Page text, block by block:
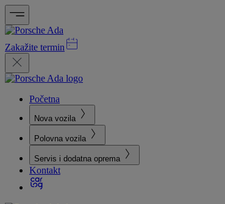
Zakažite termin
Početna
Nova vozila
Polovna vozila
Servis i dodatna oprema
Kontakt